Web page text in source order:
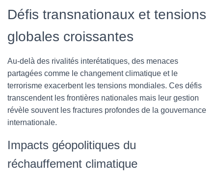
Défis transnationaux et tensions
globales croissantes
Au-delà des rivalités interétatiques, des menaces
partagées comme le changement climatique et le
terrorisme exacerbent les tensions mondiales. Ces défis
transcendent les frontières nationales mais leur gestion
révèle souvent les fractures profondes de la gouvernance
internationale.
Impacts géopolitiques du
réchauffement climatique